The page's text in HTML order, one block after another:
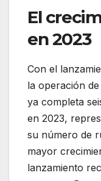
El
en 2023
Con el
la operación
ya completa
en 2023,
su número de
mayor
lanzamiento